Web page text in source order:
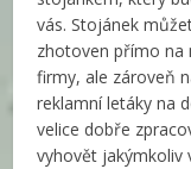
vás. Stojánek
zhotoven přímo na
firmy, ale zároveň
reklamní letáky na
velice dobře
vyhovět jakýmkoliv